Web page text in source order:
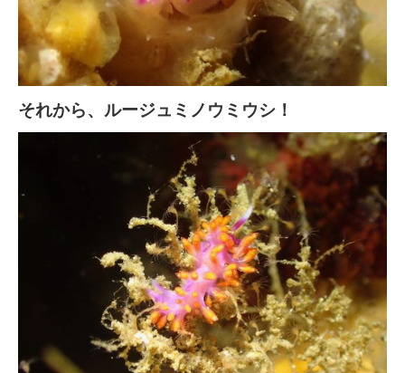
それから、ルージュミノウミウシ！